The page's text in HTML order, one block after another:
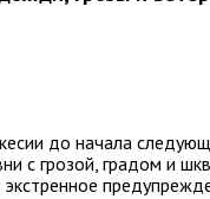
до начала
с грозой, градом и